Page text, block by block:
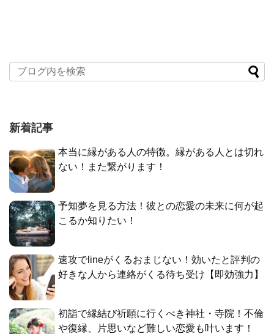
新着記事
本当に縁がある人の特徴。縁がある人とは切れ
ない！また繋がります！
予知夢を見る方法！彼との恋愛の未来に何が起
こるか知りたい！
速攻でlineがくるおまじない！効いたと評判の
好きな人から連絡がくる待ち受け【即効強力】
初詣で縁結び祈願に行くべき神社・寺院！不倫
や復縁、片思いなど難しい恋愛も叶います！